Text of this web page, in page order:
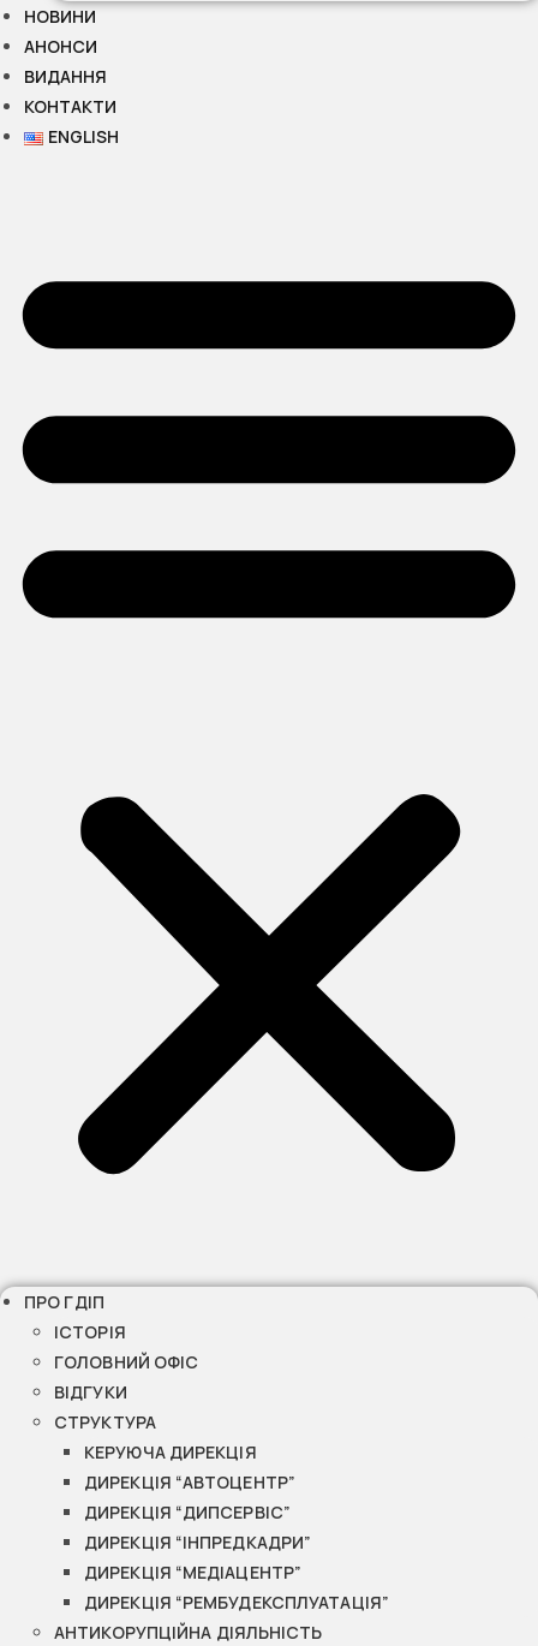
НОВИНИ
АНОНСИ
ВИДАННЯ
КОНТАКТИ
ENGLISH
ПРО ГДІП
ІСТОРІЯ
ГОЛОВНИЙ ОФІС
ВІДГУКИ
СТРУКТУРА
КЕРУЮЧА ДИРЕКЦІЯ
ДИРЕКЦІЯ “АВТОЦЕНТР”
ДИРЕКЦІЯ “ДИПСЕРВІС”
ДИРЕКЦІЯ “ІНПРЕДКАДРИ”
ДИРЕКЦІЯ “МЕДІАЦЕНТР”
ДИРЕКЦІЯ “РЕМБУДЕКСПЛУАТАЦІЯ”
АНТИКОРУПЦІЙНА ДІЯЛЬНІСТЬ